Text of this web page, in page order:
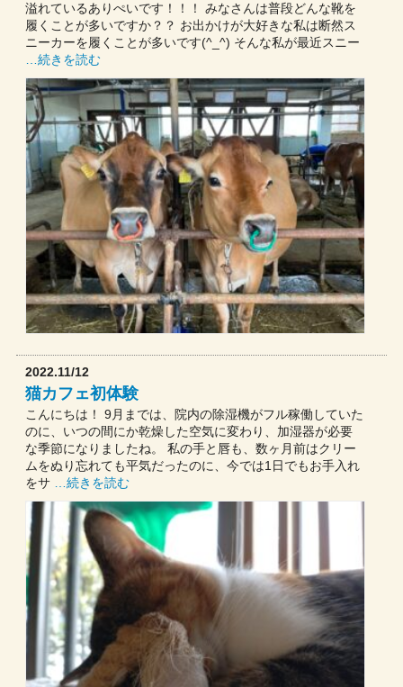
溢れているありぺいです！！！ みなさんは普段どんな靴を
履くことが多いですか？？ お出かけが大好きな私は断然ス
ニーカーを履くことが多いです(^_^) そんな私が最近スニー
…続きを読む
猫カフェ初体験
こんにちは！ 9月までは、院内の除湿機がフル稼働していた
のに、いつの間にか乾燥した空気に変わり、加湿器が必要
な季節になりましたね。 私の手と唇も、数ヶ月前はクリー
ムをぬり忘れても平気だったのに、今では1日でもお手入れ
をサ
…続きを読む
2022.11/12